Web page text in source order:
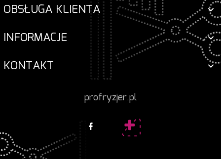
OBSŁUGA KLIENTA
INFORMACJE
KONTAKT
profryzjer.pl